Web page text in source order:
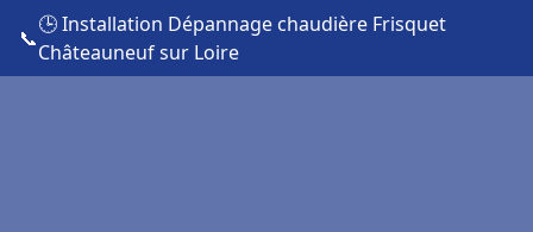
📞
🕒 Installation Dépannage chaudière Frisquet
Châteauneuf sur Loire